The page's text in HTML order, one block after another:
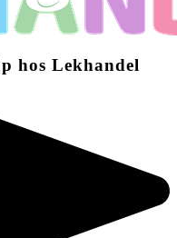
hos Lekhandel